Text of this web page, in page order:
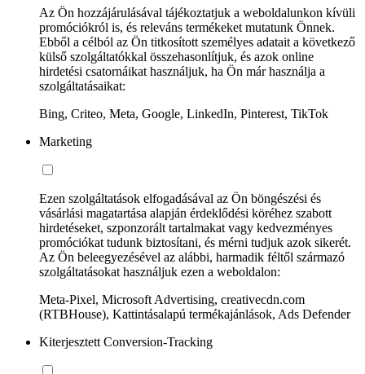
Az Ön hozzájárulásával tájékoztatjuk a weboldalunkon kívüli
promóciókról is, és releváns termékeket mutatunk Önnek.
Ebből a célból az Ön titkosított személyes adatait a következő
külső szolgáltatókkal összehasonlítjuk, és azok online
hirdetési csatornáikat használjuk, ha Ön már használja a
szolgáltatásaikat:
Bing, Criteo, Meta, Google, LinkedIn, Pinterest, TikTok
Marketing
Ezen szolgáltatások elfogadásával az Ön böngészési és
vásárlási magatartása alapján érdeklődési köréhez szabott
hirdetéseket, szponzorált tartalmakat vagy kedvezményes
promóciókat tudunk biztosítani, és mérni tudjuk azok sikerét.
Az Ön beleegyezésével az alábbi, harmadik féltől származó
szolgáltatásokat használjuk ezen a weboldalon:
Meta-Pixel, Microsoft Advertising, creativecdn.com
(RTBHouse), Kattintásalapú termékajánlások, Ads Defender
Kiterjesztett Conversion-Tracking